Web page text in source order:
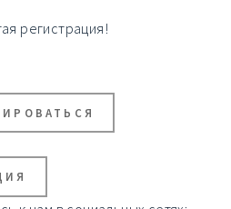
регистрация!